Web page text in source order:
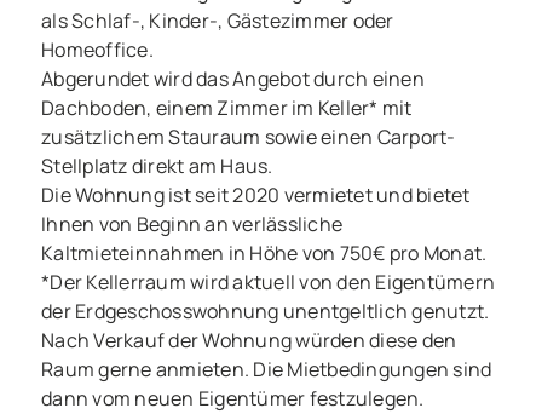
als Schlaf-, Kinder-, Gästezimmer oder
Homeoffice.
Abgerundet wird das Angebot durch einen
Dachboden, einem Zimmer im Keller* mit
zusätzlichem Stauraum sowie einen Carport-
Stellplatz direkt am Haus.
Die Wohnung ist seit 2020 vermietet und bietet
Ihnen von Beginn an verlässliche
Kaltmieteinnahmen in Höhe von 750€ pro Monat.
*Der Kellerraum wird aktuell von den Eigentümern
der Erdgeschosswohnung unentgeltlich genutzt.
Nach Verkauf der Wohnung würden diese den
Raum gerne anmieten. Die Mietbedingungen sind
dann vom neuen Eigentümer festzulegen.